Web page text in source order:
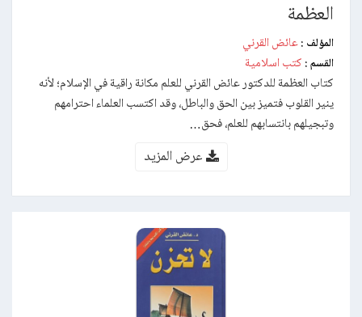
العظمة
المؤلف : عائض القرني
القسم : كتب اسلامية
كتاب العظمة للدكتور عائض القرني للعلم مكانة راقية في الإسلام؛ لأنه
ينير القلوب فتميز بين الحق والباطل، وقد اكتسب العلماء احترامهم
وتبجيلهم بانتسابهم للعلم، فحق…
عرض المزيد